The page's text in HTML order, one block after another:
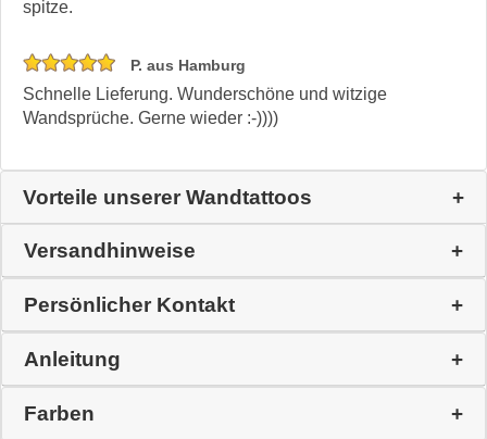
spitze.
P. aus Hamburg
Schnelle Lieferung. Wunderschöne und witzige
Wandsprüche. Gerne wieder :-))))
Vorteile unserer Wandtattoos
Versandhinweise
Persönlicher Kontakt
Anleitung
Farben